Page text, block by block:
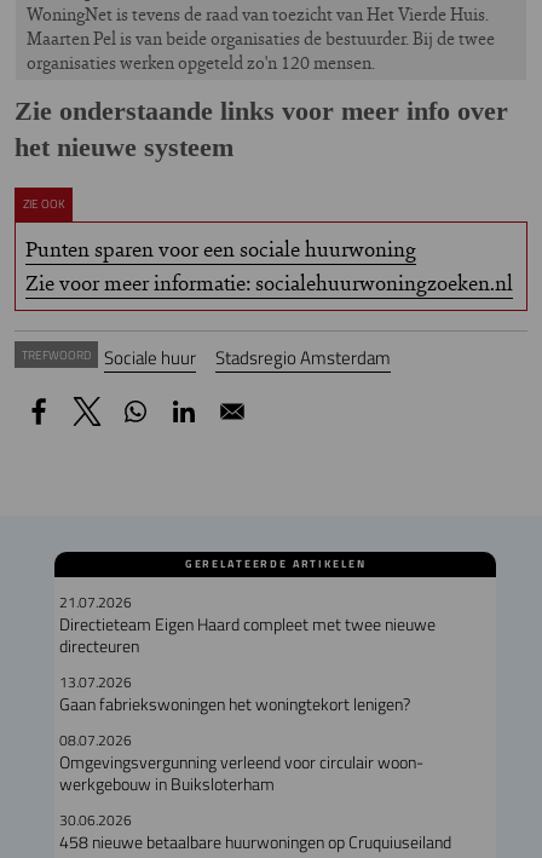
WoningNet is tevens de raad van toezicht van Het Vierde Huis.
Maarten Pel is van beide organisaties de bestuurder. Bij de twee
organisaties werken opgeteld zo'n 120 mensen.
Zie onderstaande links voor meer info over
het nieuwe systeem
ZIE OOK
Punten sparen voor een sociale huurwoning
Zie voor meer informatie: socialehuurwoningzoeken.nl
TREFWOORD Sociale huur Stadsregio Amsterdam
GERELATEERDE ARTIKELEN
21.07.2026
Directieteam Eigen Haard compleet met twee nieuwe
directeuren
13.07.2026
Gaan fabriekswoningen het woningtekort lenigen?
08.07.2026
Omgevingsvergunning verleend voor circulair woon-
werkgebouw in Buiksloterham
30.06.2026
458 nieuwe betaalbare huurwoningen op Cruquiuseiland